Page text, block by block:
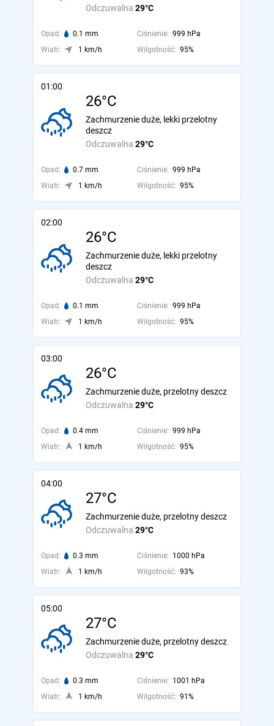
Odczuwalna 29°C
Opad: 0.1 mm Ciśnienie: 999 hPa
Wiatr:
1 km/h Wilgotność: 95%
01:00
26°C
Odczuwalna 29°C
Zachmurzenie duże, lekki przelotny
deszcz
Opad: 0.7 mm Ciśnienie: 999 hPa
Wiatr:
1 km/h Wilgotność: 95%
02:00
26°C
Odczuwalna 29°C
Zachmurzenie duże, lekki przelotny
deszcz
Opad: 0.1 mm Ciśnienie: 999 hPa
Wiatr:
1 km/h Wilgotność: 95%
03:00
26°C
Odczuwalna 29°C
Zachmurzenie duże, przelotny deszcz
Opad: 0.4 mm Ciśnienie: 999 hPa
Wiatr:
1 km/h Wilgotność: 95%
04:00
27°C
Odczuwalna 29°C
Zachmurzenie duże, przelotny deszcz
Opad: 0.3 mm Ciśnienie: 1000 hPa
Wiatr:
1 km/h Wilgotność: 93%
05:00
27°C
Odczuwalna 29°C
Zachmurzenie duże, przelotny deszcz
Opad: 0.3 mm Ciśnienie: 1001 hPa
Wiatr:
1 km/h Wilgotność: 91%